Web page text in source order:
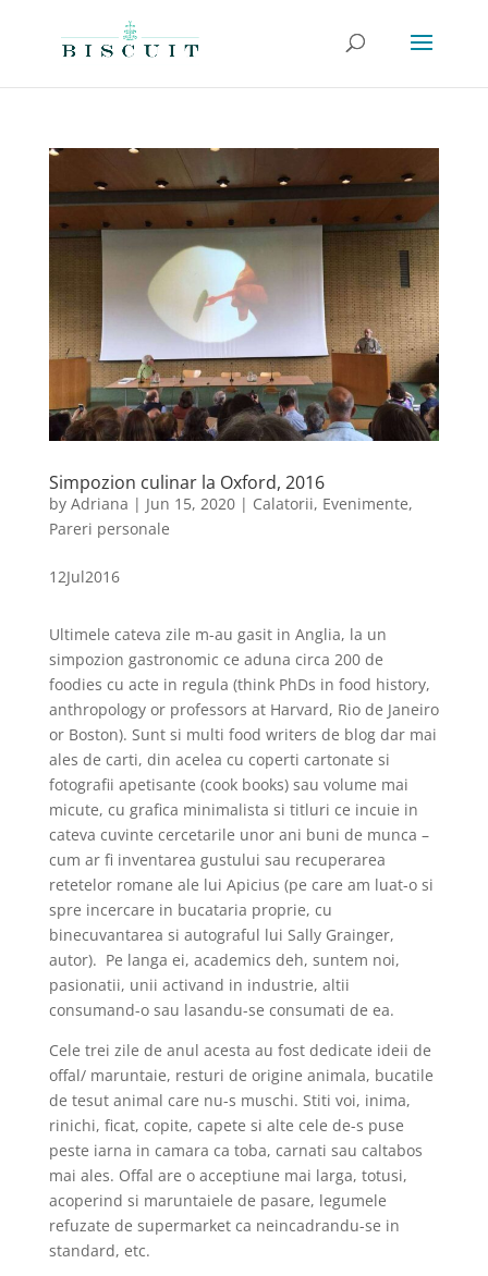
Simpozion culinar la Oxford, 2016
by Adriana | Jun 15, 2020| Calatorii, Evenimente,
Pareri personale
12Jul2016
Ultimele cateva zile m-au gasit in Anglia, la un
simpozion gastronomic ce aduna circa 200 de
foodies cu acte in regula (think PhDs in food history,
anthropology or professors at Harvard, Rio de Janeiro
or Boston). Sunt si multi food writers de blog dar mai
ales de carti, din acelea cu coperti cartonate si
fotografii apetisante (cook books) sau volume mai
micute, cu grafica minimalista si titluri ce incuie in
cateva cuvinte cercetarile unor ani buni de munca –
cum ar fi inventarea gustului sau recuperarea
retetelor romane ale lui Apicius (pe care am luat-o si
spre incercare in bucataria proprie, cu
binecuvantarea si autograful lui Sally Grainger,
autor). Pe langa ei, academics deh, suntem noi,
pasionatii, unii activand in industrie, altii
consumand-o sau lasandu-se consumati de ea.
Cele trei zile de anul acesta au fost dedicate ideii de
offal/ maruntaie, resturi de origine animala, bucatile
de tesut animal care nu-s muschi. Stiti voi, inima,
rinichi, ficat, copite, capete si alte cele de-s puse
peste iarna in camara ca toba, carnati sau caltabos
mai ales. Offal are o acceptiune mai larga, totusi,
acoperind si maruntaiele de pasare, legumele
refuzate de supermarket ca neincadrandu-se in
standard, etc.